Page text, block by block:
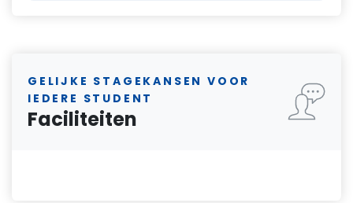
GELIJKE STAGEKANSEN VOOR
IEDERE STUDENT
Faciliteiten